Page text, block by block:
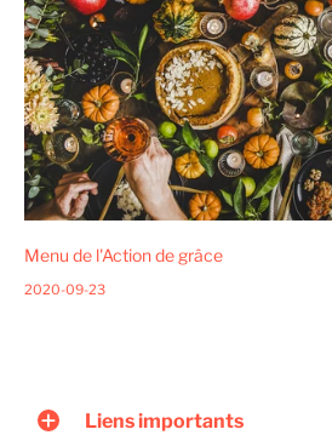
Menu de l'Action de grâce
2020-09-23
Liens importants